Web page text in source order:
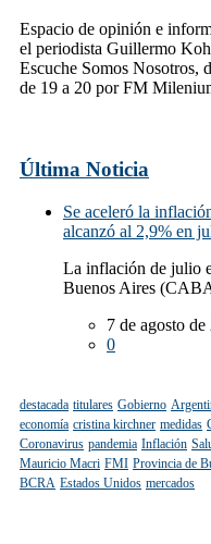
Espacio de opinión e
el periodista Guillermo
Escuche Somos Nosotros,
de 19 a 20 por FM
Última Noticia
Se aceleró la
alcanzó al 2,9% en
La inflación de julio
Buenos Aires
7 de agosto de
0
destacada titulares Gobierno
economía cristina kirchner medidas
Coronavirus pandemia Inflación
Mauricio Macri FMI Provincia de
BCRA Estados Unidos mercados